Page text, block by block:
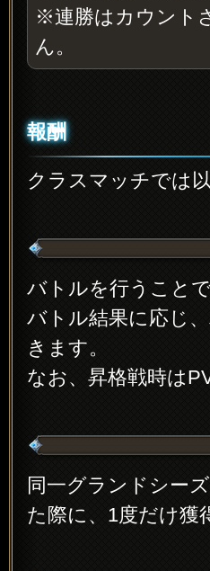
※連勝はカウント
ん。
報酬
クラスマッチでは
バトルを行うこと
バトル結果に応じ
きます。
なお、昇格戦時は
同一グランドシー
た際に、1度だけ獲